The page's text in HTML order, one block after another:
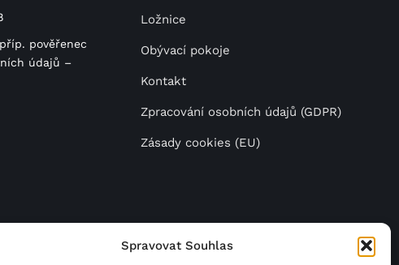
Spravovat Souhlas
pověřenec
údajů –
Ložnice
Obývací pokoje
Kontakt
Zpracování osobních údajů (GDPR)
Zásady cookies (EU)